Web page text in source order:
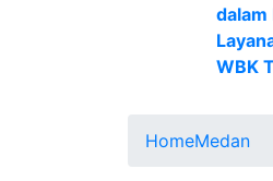
dalam
WBK
HomeMedan